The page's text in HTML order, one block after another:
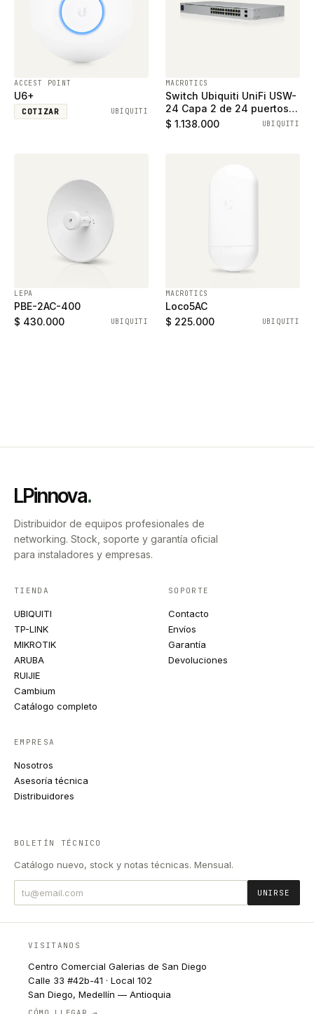
ACCEST POINT
U6+
COTIZAR UBIQUITI
MACROTICS
Switch Ubiquiti UniFi USW-
24 Capa 2 de 24 puertos
ethernet gigabit y 2
$ 1.138.000 UBIQUITI
LEPA
PBE-2AC-400
$ 430.000
UBIQUITI
MACROTICS
Loco5AC
$ 225.000
UBIQUITI
LPinnova.
Distribuidor de equipos profesionales de
networking. Stock, soporte y garantía oficial
para instaladores y empresas.
TIENDA
UBIQUITI
TP-LINK
MIKROTIK
ARUBA
RUIJIE
Cambium
Catálogo completo
SOPORTE
Contacto
Envíos
Garantía
Devoluciones
EMPRESA
Nosotros
Asesoría técnica
Distribuidores
BOLETÍN TÉCNICO
Catálogo nuevo, stock y notas técnicas. Mensual.
UNIRSE
VISITANOS
Centro Comercial Galerias de San Diego
Calle 33 #42b-41 · Local 102
San Diego, Medellín — Antioquia